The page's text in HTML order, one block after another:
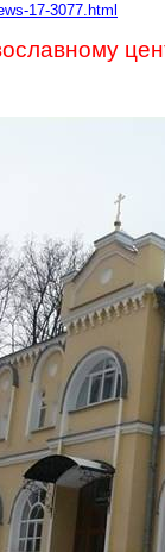
17-3077.html